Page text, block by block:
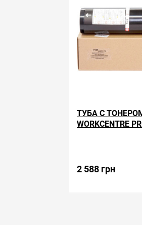
ТУБА С
WORKCENTRE
2 588 грн
Код товара: